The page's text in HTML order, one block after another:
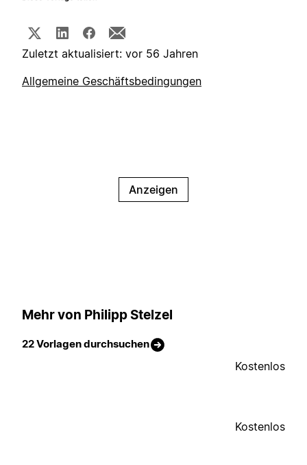
Zuletzt aktualisiert: vor 56 Jahren
Allgemeine Geschäftsbedingungen
Anzeigen
Mehr von Philipp Stelzel
22 Vorlagen durchsuchen
Kostenlos
Kostenlos